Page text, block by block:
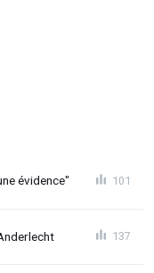
évidence" 101
137